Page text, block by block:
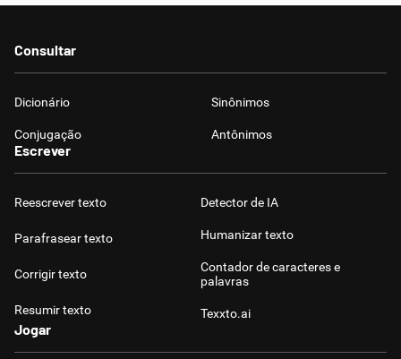
Consultar
Dicionário Sinônimos
Conjugação Antônimos
Escrever
Reescrever texto
Parafrasear texto
Corrigir texto
Resumir texto
Detector de IA
Humanizar texto
Contador de caracteres e
palavras
Texxto.ai
Jogar